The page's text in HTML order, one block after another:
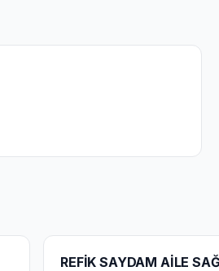
REFİK SAYDAM AİLE